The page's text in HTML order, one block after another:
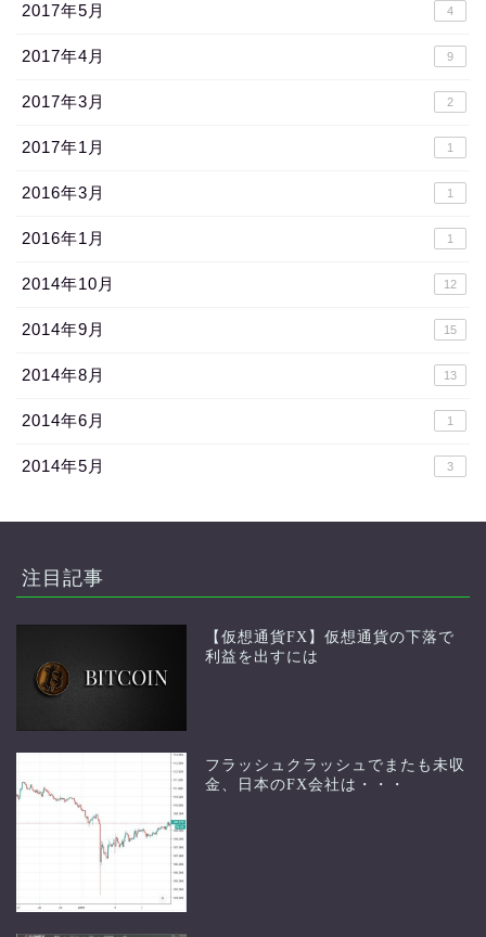
2017年5月 4
2017年4月 9
2017年3月 2
2017年1月 1
2016年3月 1
2016年1月 1
2014年10月 12
2014年9月 15
2014年8月 13
2014年6月 1
2014年5月 3
注目記事
【仮想通貨FX】仮想通貨の下落で
利益を出すには
フラッシュクラッシュでまたも未収
金、日本のFX会社は・・・